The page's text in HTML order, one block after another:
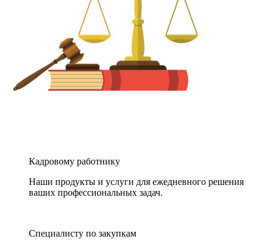
Кадровому работнику
Наши продукты и услуги для ежедневного решения
ваших профессиональных задач.
Специалисту по закупкам